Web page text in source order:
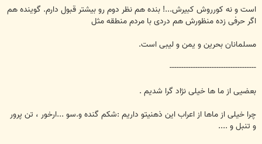
است و نه کورروش کبیرش...! بنده هم نظر دوم رو بیشتر قبول دارم. گوینده هم
اگر حرفی زده منظورش هم دردی با مردم منطقه مثل
مسلمانان بحرین و یمن و لیبی است.
-------------------------------------
بعضیی از ما ها خیلی نژاد گرا شدیم .
چرا خیلی از ماها از اعراب این ذهنیتو داریم :شکم گنده و.سو ...ارخور ، تن پرور
و تنبل و ....